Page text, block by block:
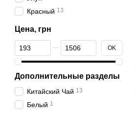
Красный 13
Цена, грн
От Цена, грн
До Цена, грн OK
Дополнительные разделы
Китайский Чай 13
Белый 1